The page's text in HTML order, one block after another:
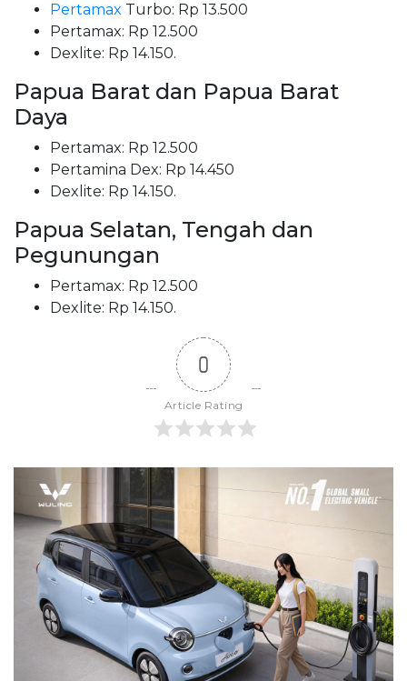
Pertamax Turbo: Rp 13.500
Pertamax: Rp 12.500
Dexlite: Rp 14.150.
Papua Barat dan Papua Barat
Daya
Pertamax: Rp 12.500
Pertamina Dex: Rp 14.450
Dexlite: Rp 14.150.
Papua Selatan, Tengah dan
Pegunungan
Pertamax: Rp 12.500
Dexlite: Rp 14.150.
0
Article Rating